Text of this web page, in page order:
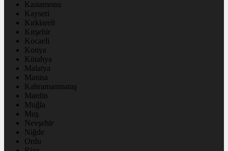
Kastamonu
Kayseri
Kırklareli
Kırşehir
Kocaeli
Konya
Kütahya
Malatya
Manisa
Kahramanmaraş
Mardin
Muğla
Muş
Nevşehir
Niğde
Ordu